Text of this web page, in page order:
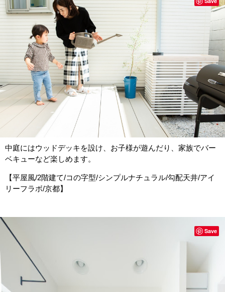
中庭にはウッドデッキを設け、お子様が遊んだり、家族でバー
ベキューなど楽しめます。
【平屋風/2階建て/コの字型/シンプルナチュラル/勾配天井/アイ
リーフラボ/京都】
Save